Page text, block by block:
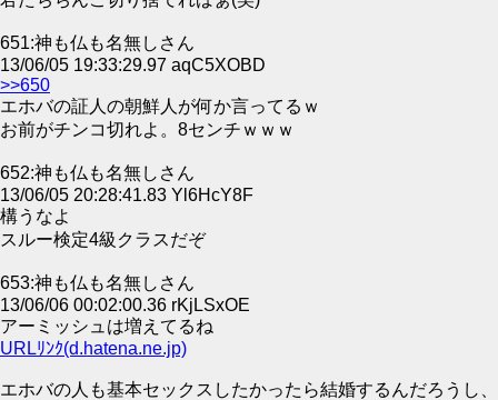
651:神も仏も名無しさん
13/06/05 19:33:29.97 aqC5XOBD
>>650
エホバの証人の朝鮮人が何か言ってるｗ
お前がチンコ切れよ。8センチｗｗｗ
652:神も仏も名無しさん
13/06/05 20:28:41.83 Yl6HcY8F
構うなよ
スルー検定4級クラスだぞ
653:神も仏も名無しさん
13/06/06 00:02:00.36 rKjLSxOE
アーミッシュは増えてるね
URLﾘﾝｸ(d.hatena.ne.jp)
エホバの人も基本セックスしたかったら結婚するんだろうし、